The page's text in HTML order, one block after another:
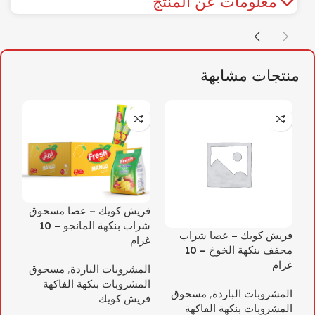
منتجات مشابهة
فريش كويك – عصا شراب
مجفف بنكهة الخوخ – 10
غرام
المشروبات الباردة, مسحوق
المشروبات بنكهة الفاكهة
فريش كويك – عصا مسحوق
شراب بنكهة المانجو – 10
غرام
المشروبات الباردة, مسحوق
المشروبات بنكهة الفاكهة
فريش كويك